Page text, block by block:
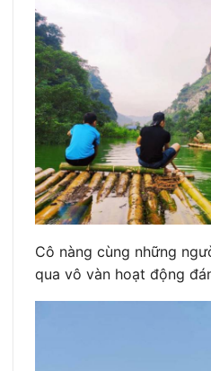
Cô nàng cùng những
qua vô vàn hoạt động